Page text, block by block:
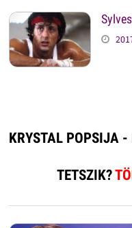
KRYSTAL POPSIJA -
TETSZIK?